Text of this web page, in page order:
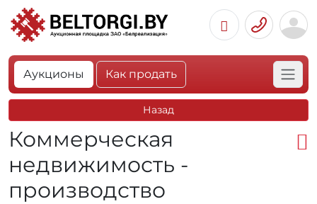
Аукционы Как продать
Назад
Коммерческая
недвижимость -
производство